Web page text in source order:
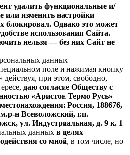
удалить функциональные и/
или изменить настройки
блокировал. Однако это может
использования Сайта.
нельзя — без них Сайт не
данных
поле и нажимая кнопку
действуя, при этом, свободно,
даю согласие Обществу с
«Аристон Термо Русь»
Россия, 188676,
н Всеволожский, г.п.
ул. Индустриальная, д. 9 к. 1
данных в целях
со мной, в том числе, но